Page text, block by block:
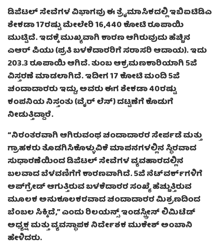
ಡಿಜಿಟಲ್ ಸೇವೆಗಳ ವಿಭಾಗವು ಈ ತ್ರೈಮಾಸಿಕದಲ್ಲಿ ಇಬಿಐಟಿಡಿಎ
ಶೇಕಡಾ 17ರಷ್ಟು ಮೇಲೇರಿ 16,440 ಕೋಟಿ ರೂಪಾಯಿ
ಮುಟ್ಟಿದೆ. ಇದಕ್ಕೆ ಮುಖ್ಯವಾಗಿ ಕಾರಣ ಆಗಿರುವುದು ಹೆಚ್ಚಿನ
ಎಆರ್ ಪಿಯು (ಪ್ರತಿ ಬಳಕೆದಾರರಿಗೆ ಸರಾಸರಿ ಆದಾಯ). ಇದು
203.3 ರೂಪಾಯಿ ಆಗಿದೆ. ತುಂಬ ಆಕ್ರಮಣಕಾರಿಯಾಗಿ 5ಜಿ
ವಿಸ್ತರಣೆ ಮಾಡಲಾಗಿದೆ. ಇದೀಗ 17 ಕೋಟಿ ಮಂದಿ 5ಜಿ
ಚಂದಾದಾರರು ಇದ್ದು, ಅವರು ಈಗ ಶೇಕಡಾ 40ರಷ್ಟು
ಕಂಪನಿಯ ನಿಸ್ತಂತು (ವೈರ್ ಲೆಸ್) ದಟ್ಟಣೆಗೆ ಕೊಡುಗೆ
ನೀಡುತ್ತಿದ್ದಾರೆ.
“ನಿರಂತರವಾಗಿ ಆಗಿರುವಂಥ ಚಂದಾದಾರರ ಸೇರ್ಪಡೆ ಮತ್ತು
ಗ್ರಾಹಕರು ತೊಡಗಿಸಿಕೊಳ್ಳುವಿಕೆ ಮಾಪನಗಳಲ್ಲಿನ ಸ್ಥಿರವಾದ
ಸುಧಾರಣೆಯಿಂದ ಡಿಜಿಟಲ್ ಸೇವೆಗಳ ವ್ಯವಹಾರದಲ್ಲಿನ
ಬಲವಾದ ಬೆಳವಣಿಗೆಗೆ ಕಾರಣವಾಗಿದೆ. 5ಜಿ ನೆಟ್‌ವರ್ಕ್‌ಗಳಿಗೆ
ಅಪ್‌ಗ್ರೇಡ್ ಆಗುತ್ತಿರುವ ಬಳಕೆದಾರರ ಸಂಖ್ಯೆ ಹೆಚ್ಚುತ್ತಿರುವ
ಮೂಲಕ ಅನುಕೂಲಕರವಾದ ಚಂದಾದಾರರ ಮಿಶ್ರಣದಿಂದ
ಬೆಂಬಲ ಸಿಕ್ಕಿದೆ,” ಎಂದು ರಿಲಯನ್ಸ್ ಇಂಡಸ್ಟ್ರೀಸ್ ಲಿಮಿಟೆಡ್‌
ಅಧ್ಯಕ್ಷ ಮತ್ತು ವ್ಯವಸ್ಥಾಪಕ ನಿರ್ದೇಶಕ ಮುಕೇಶ್ ಅಂಬಾನಿ
ಹೇಳಿದರು.